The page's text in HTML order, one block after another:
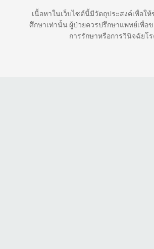
เนื้อหาในเว็บไซต์นี้มีวัตถุประสงค์เพื่อใ
ศึกษาเท่านั้น ผู้ป่วยควรปรึกษาแพทย์เพื่อ
การรักษาหรือการวินิจฉัยโ